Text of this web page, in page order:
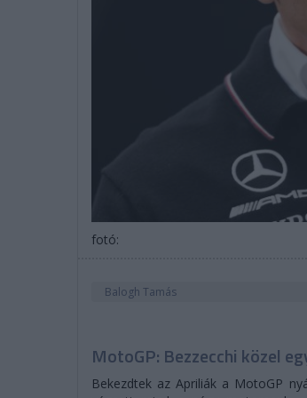
fotó:
Balogh Tamás
MotoGP: Bezzecchi közel
Bekezdtek az Apriliák a MotoGP